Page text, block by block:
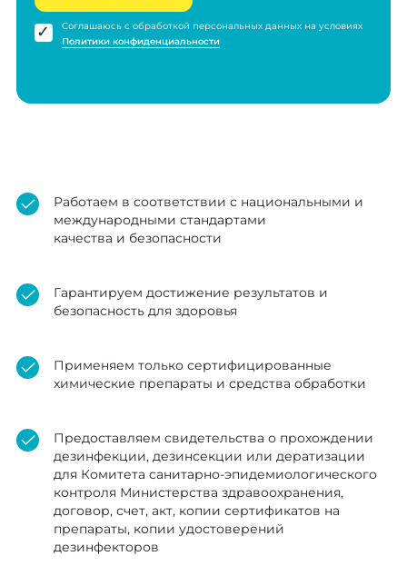
Соглашаюсь с обработкой персональных данных на условиях
Политики конфиденциальности
Работаем в соответствии с национальными и
международными стандартами
качества и безопасности
Гарантируем достижение результатов и
безопасность для здоровья
Применяем только сертифицированные
химические препараты и средства обработки
Предоставляем свидетельства о прохождении
дезинфекции, дезинсекции или дератизации
для Комитета санитарно-эпидемиологического
контроля Министерства здравоохранения,
договор, счет, акт, копии сертификатов на
препараты, копии удостоверений
дезинфекторов